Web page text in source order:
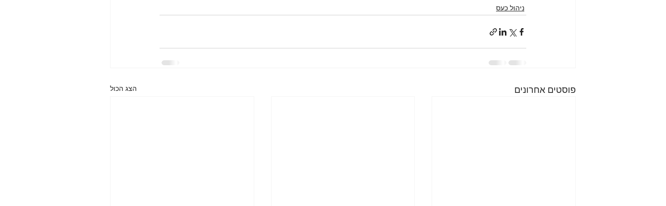
ניהול כעס
פוסטים אחרונים הצג הכול